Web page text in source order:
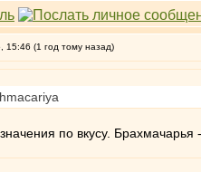
(1 год тому назад)
по вкусу. Брахмачарья -